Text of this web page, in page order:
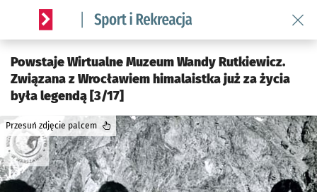
Serwis informacyjny wroclaw.pl podserwis: Sport i rekreacja
Powstaje Wirtualne Muzeum Wandy Rutkiewicz.
Związana z Wrocławiem himalaistka już za życia
była legendą [3/17]
Przesuń zdjęcie palcem